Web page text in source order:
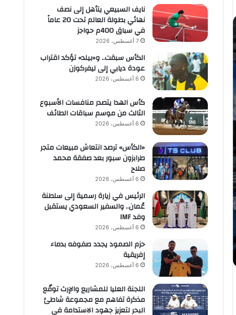
نايف السبيعي يتأهل إلى نصف
نهائي بطولة العالم تحت 20 عاماً
في سباق 400م حواجز
7 أغسطس، 2026
الكأس سبقت.. و«بيلد» تؤكد اقتراب
عودة ديابي إلى ليفركوزن
6 أغسطس، 2026
كأس الهدا يتصدر منافسات الأسبوع
الثالث من موسم سباقات الطائف
6 أغسطس، 2026
«الكأس» ترصد انتعاش مبيعات متجر
طرابزون سبور بعد صفقة محمد
صلاح
6 أغسطس، 2026
الرئيس في زيارة رسمية إلى سلطنة
عُمان.. والسفير السعودي يستقبل
وفد IMF
6 أغسطس، 2026
حزم الصمود يجدد صفوفه بدماء
إفريقية
6 أغسطس، 2026
اللجنة العليا للمشاريع والإرث توقّع
مذكرة تفاهم مع مجموعة شاطئ
البحر لتعزيز جهود الاستدامة في